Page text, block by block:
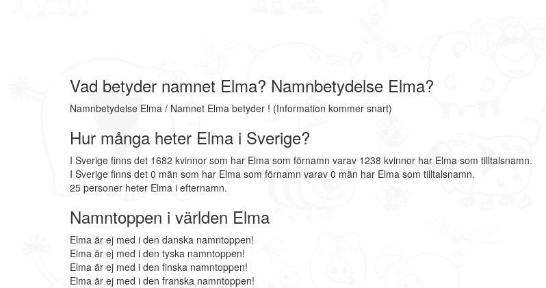
Vad betyder namnet Elma? Namnbetydelse Elma?
Namnbetydelse Elma / Namnet Elma betyder ! (Information kommer snart)
Hur många heter Elma i Sverige?
I Sverige finns det 1682 kvinnor som har Elma som förnamn varav 1238 kvinnor har Elma som tilltalsnamn.
I Sverige finns det 0 män som har Elma som förnamn varav 0 män har Elma som tilltalsnamn.
25 personer heter Elma i efternamn.
Namntoppen i världen Elma
Elma är ej med i den danska namntoppen!
Elma är ej med i den tyska namntoppen!
Elma är ej med i den finska namntoppen!
Elma är ej med i den franska namntoppen!